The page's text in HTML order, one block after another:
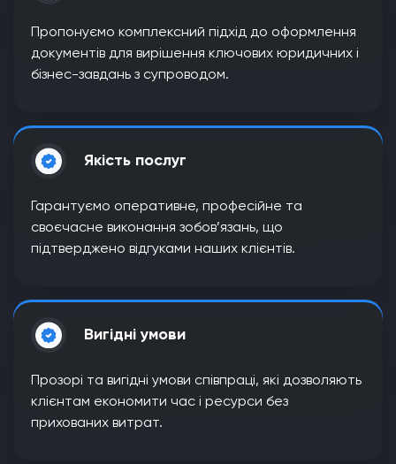
Пропонуємо комплексний підхід до оформлення
документів для вирішення ключових юридичних і
бізнес-завдань з супроводом.
Якість послуг
Гарантуємо оперативне, професійне та
своєчасне виконання зобов’язань, що
підтверджено відгуками наших клієнтів.
Вигідні умови
Прозорі та вигідні умови співпраці, які дозволяють
клієнтам економити час і ресурси без
прихованих витрат.